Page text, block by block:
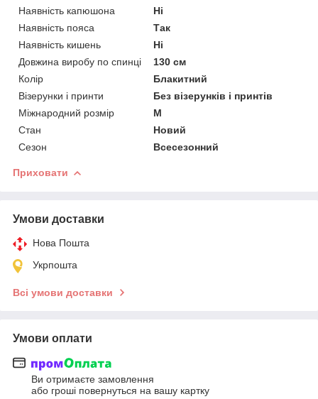
Наявність капюшона
Ні
Наявність пояса
Так
Наявність кишень
Ні
Довжина виробу по спинці
130 см
Колір
Блакитний
Візерунки і принти
Без візерунків і принтів
Міжнародний розмір
M
Стан
Новий
Сезон
Всесезонний
Приховати
Умови доставки
Нова Пошта
Укрпошта
Всі умови доставки
Умови оплати
Ви отримаєте замовлення
або гроші повернуться на вашу картку